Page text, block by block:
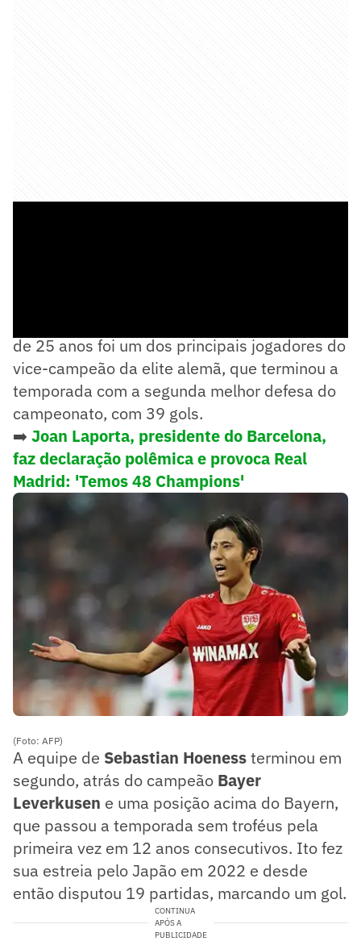
de 25 anos foi um dos principais jogadores do
vice-campeão da elite alemã, que terminou a
temporada com a segunda melhor defesa do
campeonato, com 39 gols.
➡️ Joan Laporta, presidente do Barcelona,
faz declaração polêmica e provoca Real
Madrid: 'Temos 48 Champions'
(Foto: AFP)
A equipe de Sebastian Hoenessterminou em
segundo, atrás do campeão Bayer
Leverkusen e uma posição acima do Bayern,
que passou a temporada sem troféus pela
primeira vez em 12 anos consecutivos. Ito fez
sua estreia pelo Japão em 2022 e desde
então disputou 19 partidas, marcando um gol.
CONTINUA
APÓS A
PUBLICIDADE